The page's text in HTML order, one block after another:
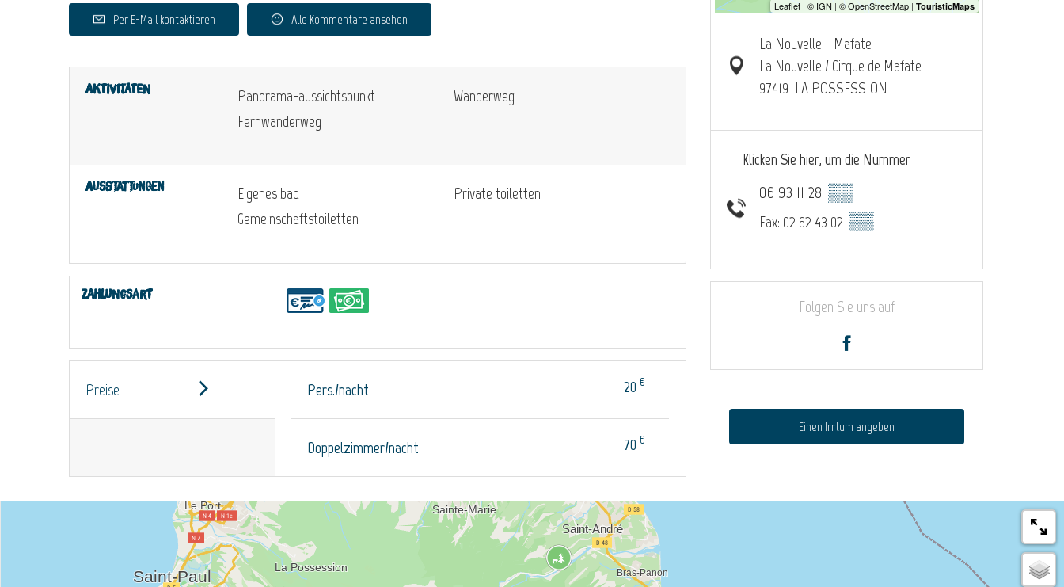
Per E-Mail kontaktieren Alle Kommentare ansehen
Aktivitäten
Panorama-aussichtspunkt
Fernwanderweg
Wanderweg
Ausstattungen
Eigenes bad
Gemeinschaftstoiletten
Private toiletten
Zahlungsart
Preise Pers./nacht 20 €
Doppelzimmer/nacht 70 €
La Nouvelle - Mafate
La Nouvelle / Cirque de Mafate
97419 LA POSSESSION
Klicken Sie hier, um die Nummer
06 93 11 28 ▒▒
Fax: 02 62 43 02 ▒▒
Folgen Sie uns auf
Einen Irrtum angeben